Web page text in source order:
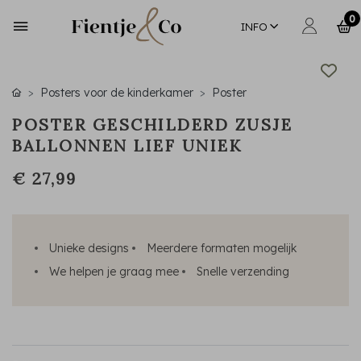
INFO
0
Posters voor de kinderkamer Poster
POSTER GESCHILDERD ZUSJE
BALLONNEN LIEF UNIEK
€ 27,99
Unieke designs
Meerdere formaten mogelijk
We helpen je graag mee
Snelle verzending